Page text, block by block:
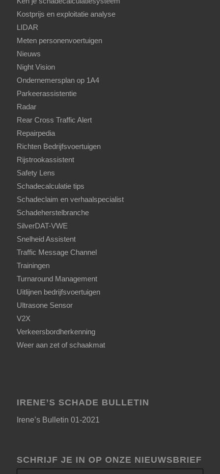
Kostprijs en exploitatie analyse
LIDAR
Meten personenvoertuigen
Nieuws
Night Vision
Ondernemersplan op 1A4
Parkeerassistentie
Radar
Rear Cross Traffic Alert
Repairpedia
Richten Bedrijfsvoertuigen
Rijstrookassistent
Safety Lens
Schadecalculatie tips
Schadeclaim en verhaalspecialist
Schadeherstelbranche
SilverDAT-VWE
Snelheid Assistent
Traffic Message Channel
Trainingen
Turnaround Management
Uitlijnen bedrijfsvoertuigen
Ultrasone Sensor
V2X
Verkeersbordherkenning
Weer aan zet of schaakmat
IRENE’S SCHADE BULLETIN
Irene’s Bulletin 01-2021
SCHRIJF JE IN OP ONZE NIEUWSBRIEF